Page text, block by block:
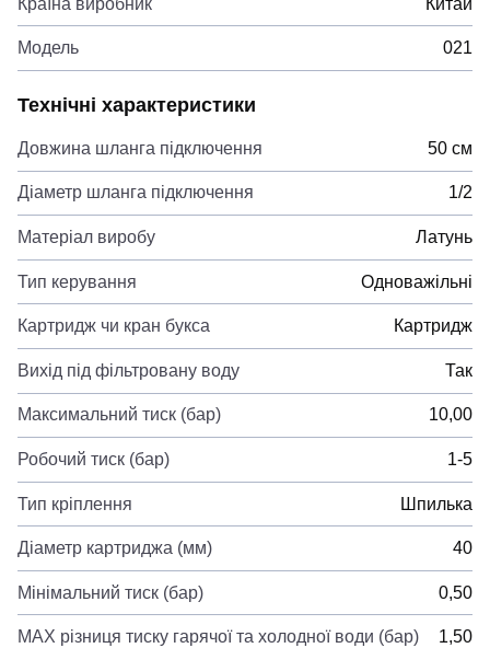
Модель 021
Технічні характеристики
Довжина шланга підключення 50 см
Діаметр шланга підключення 1/2
Матеріал виробу Латунь
Тип керування Одноважільні
Картридж чи кран букса Картридж
Вихід під фільтровану воду Так
Максимальний тиск (бар) 10,00
Робочий тиск (бар) 1-5
Тип кріплення Шпилька
Діаметр картриджа (мм) 40
Мінімальний тиск (бар) 0,50
MAX різниця тиску гарячої та холодної води (бар) 1,50